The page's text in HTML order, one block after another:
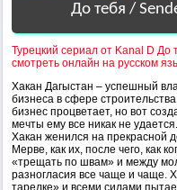
До тебя /
Турецкий сериал от Kanal D До
смотреть онлайн на русском
Хакан Дагыстан – успешный
бизнеса в сфере
бизнес процветает, но вот
мечты ему все никак не
Хакан женился на прекрасной
Мерве, как их, после чего, как
«трещать по швам» и между
разногласия все чаще и чаще.
тарелке» и всеми силами